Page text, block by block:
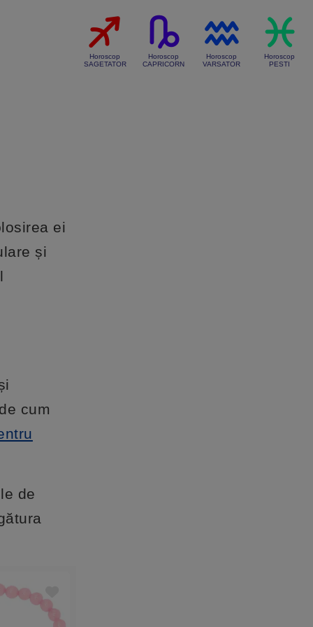
ei
și
cum
de
Horoscop
SAGETATOR
Horoscop
CAPRICORN
Horoscop
VARSATOR
Horoscop
PESTI